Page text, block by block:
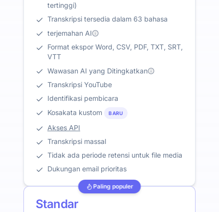
tertinggi)
Transkripsi tersedia dalam 63 bahasa
terjemahan AI
Format ekspor Word, CSV, PDF, TXT, SRT,
VTT
Wawasan AI yang Ditingkatkan
Transkripsi YouTube
Identifikasi pembicara
Kosakata kustom
BARU
Akses API
Transkripsi massal
Tidak ada periode retensi untuk file media
Dukungan email prioritas
Paling populer
Standar